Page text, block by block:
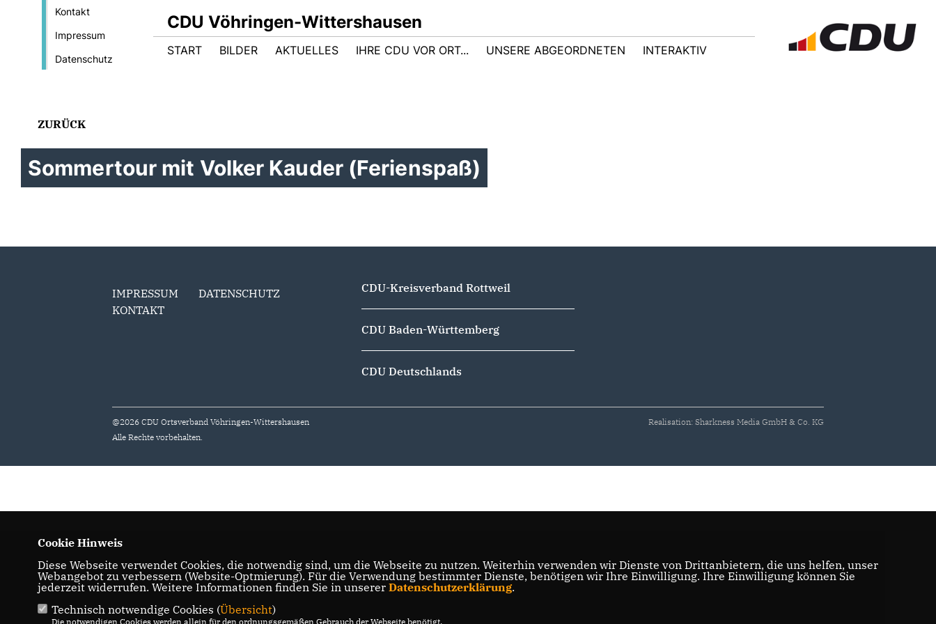
Kontakt
Impressum
Datenschutz
CDU Vöhringen-Wittershausen
START BILDER AKTUELLES IHRE CDU VOR ORT... UNSERE ABGEORDNETEN INTERAKTIV
ZURÜCK
Sommertour mit Volker Kauder (Ferienspaß)
IMPRESSUM
DATENSCHUTZ
KONTAKT
CDU-Kreisverband Rottweil
CDU Baden-Württemberg
CDU Deutschlands
@2026 CDU Ortsverband Vöhringen-Wittershausen
Alle Rechte vorbehalten.
Realisation: Sharkness Media GmbH & Co. KG
Cookie Hinweis
Diese Webseite verwendet Cookies, die notwendig sind, um die Webseite zu nutzen. Weiterhin verwenden wir Dienste von Drittanbietern, die uns helfen, unser
Webangebot zu verbessern (Website-Optmierung). Für die Verwendung bestimmter Dienste, benötigen wir Ihre Einwilligung. Ihre Einwilligung können Sie
jederzeit widerrufen. Weitere Informationen finden Sie in unserer Datenschutzerklärung.
Technisch notwendige Cookies (Übersicht)
Die notwendigen Cookies werden allein für den ordnungsgemäßen Gebrauch der Webseite benötigt.